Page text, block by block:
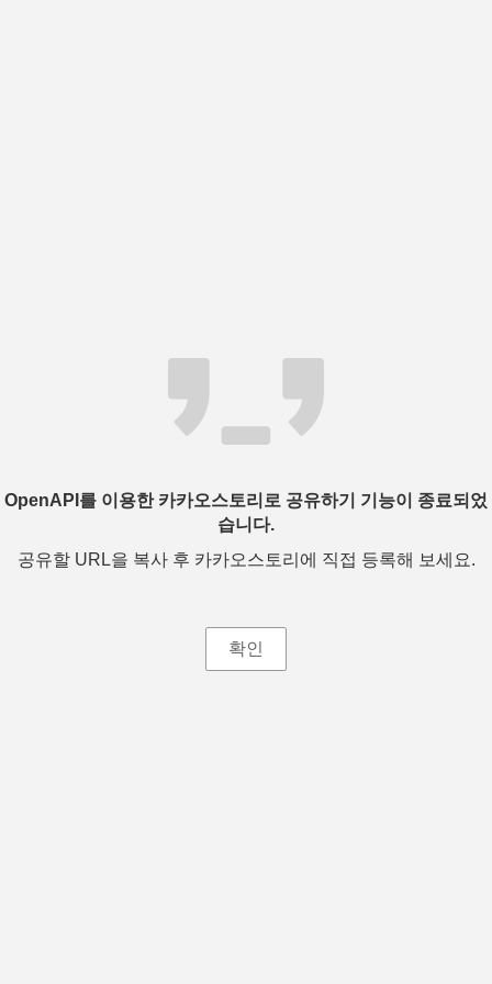
OpenAPI를 이용한 카카오스토리로 공유하기 기능이 종료되었
습니다.
공유할 URL을 복사 후 카카오스토리에 직접 등록해 보세요.
확인